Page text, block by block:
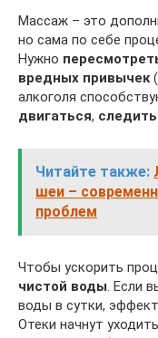
Массаж – это
но сама по себе
Нужно
вредных привычек
алкоголя
двигаться,
Читайте также:
шеи –
проблем
Чтобы ускорить
чистой воды. Если
воды в сутки,
Отеки начнут